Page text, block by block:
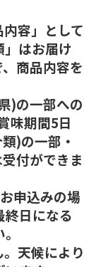
容」として
はお届け
商品内容を
)の一部への
味期間5日
)の一部・
付ができま
申込みの場
日になる
天候により